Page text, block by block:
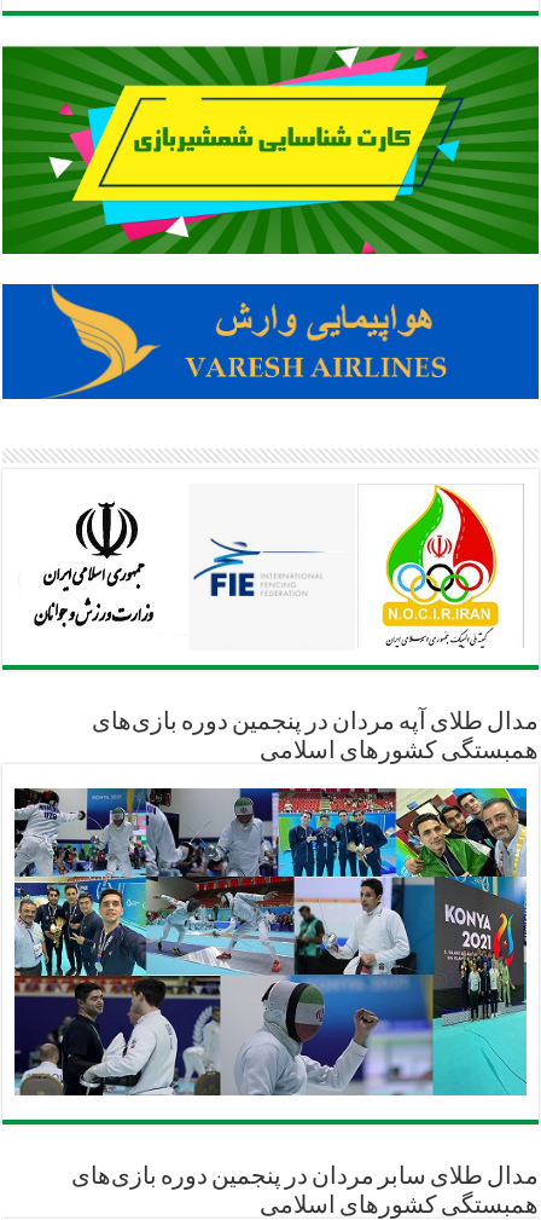
مدال طلای آپه مردان در پنجمین دوره بازی‌های
همبستگی کشورهای اسلامی
مدال طلای سابر مردان در پنجمین دوره بازی‌های
همبستگی کشورهای اسلامی